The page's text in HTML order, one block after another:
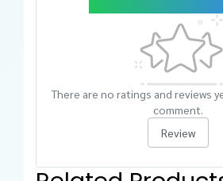
There are no ratings and reviews
comment.
Review